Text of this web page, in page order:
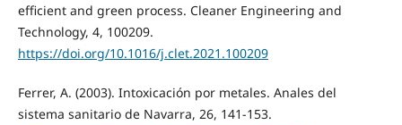
efficient and green process. Cleaner Engineering and
Technology, 4, 100209.
https://doi.org/10.1016/j.clet.2021.100209
Ferrer, A. (2003). Intoxicación por metales. Anales del
sistema sanitario de Navarra, 26, 141-153.